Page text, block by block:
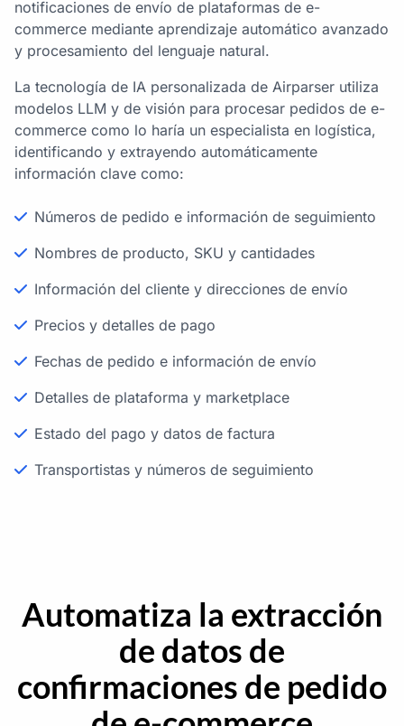
notificaciones de envío de plataformas de e-
commerce mediante aprendizaje automático avanzado
y procesamiento del lenguaje natural.
La tecnología de IA personalizada de Airparser utiliza
modelos LLM y de visión para procesar pedidos de e-
commerce como lo haría un especialista en logística,
identificando y extrayendo automáticamente
información clave como:
Números de pedido e información de seguimiento
Nombres de producto, SKU y cantidades
Información del cliente y direcciones de envío
Precios y detalles de pago
Fechas de pedido e información de envío
Detalles de plataforma y marketplace
Estado del pago y datos de factura
Transportistas y números de seguimiento
Automatiza la extracción
de datos de
confirmaciones de pedido